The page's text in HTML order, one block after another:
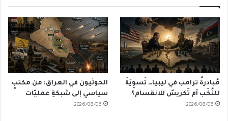
مُبادرةُ ترامب في ليبيا… تَسوِيَةٌ
للنُخَب أم تَكريسٌ للانقسام؟
2026/08/06
الحوثيون في العراق: من مكتبٍ
سياسي إلى شبكةِ عمليّات
2026/08/06